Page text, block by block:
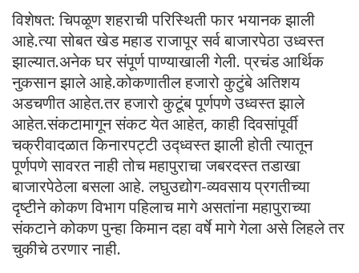
विशेषत: चिपळूण शहराची परिस्थिती फार भयानक झाली
आहे.त्या सोबत खेड महाड राजापूर सर्व बाजारपेठा उध्वस्त
झाल्यात.अनेक घर संपूर्ण पाण्याखाली गेली. प्रचंड आर्थिक
नुकसान झाले आहे.कोकणातील हजारो कुटुंबे अतिशय
अडचणीत आहेत.तर हजारो कुटूंब पूर्णपणे उध्वस्त झाले
आहेत.संकटामागून संकट येत आहेत, काही दिवसांपूर्वी
चक्रीवादळात किनारपट्टी उद्ध्वस्त झाली होती त्यातून
पूर्णपणे सावरत नाही तोच महापुराचा जबरदस्त तडाखा
बाजारपेठेला बसला आहे. लघुउद्योग-व्यवसाय प्रगतीच्या
दृष्टीने कोकण विभाग पहिलाच मागे असतांना महापुराच्या
संकटाने कोकण पुन्हा किमान दहा वर्षे मागे गेला असे लिहले तर
चुकीचे ठरणार नाही.